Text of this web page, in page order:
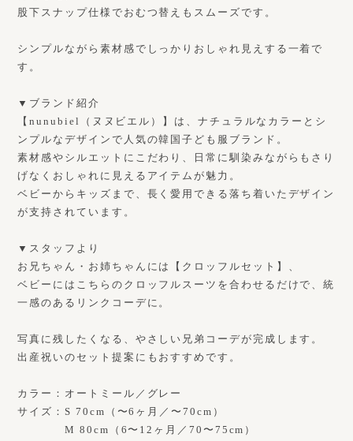
股下スナップ仕様でおむつ替えもスムーズです。
シンプルながら素材感でしっかりおしゃれ見えする一着で
す。
▼ブランド紹介
【nunubiel（ヌヌビエル）】は、ナチュラルなカラーとシ
ンプルなデザインで人気の韓国子ども服ブランド。
素材感やシルエットにこだわり、日常に馴染みながらもさり
げなくおしゃれに見えるアイテムが魅力。
ベビーからキッズまで、長く愛用できる落ち着いたデザイン
が支持されています。
▼スタッフより
お兄ちゃん・お姉ちゃんには【クロッフルセット】、
ベビーにはこちらのクロッフルスーツを合わせるだけで、統
一感のあるリンクコーデに。
写真に残したくなる、やさしい兄弟コーデが完成します。
出産祝いのセット提案にもおすすめです。
カラー：オートミール／グレー
サイズ：S 70cm（〜6ヶ月／〜70cm）
M 80cm（6〜12ヶ月／70〜75cm）